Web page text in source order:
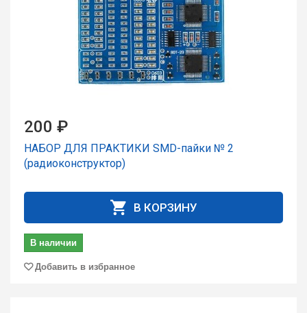
200 ₽
НАБОР ДЛЯ ПРАКТИКИ SMD-пайки № 2
(радиоконструктор)
В КОРЗИНУ
В наличии
Добавить в избранное